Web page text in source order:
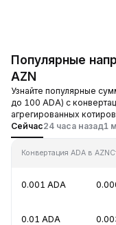
Популярные
AZN
Узнайте популярные
до 100 ADA) с
агрегированных
Сейчас24 часа назад1
Конвертация ADA в AZN
0.001 ADA
0.01 ADA